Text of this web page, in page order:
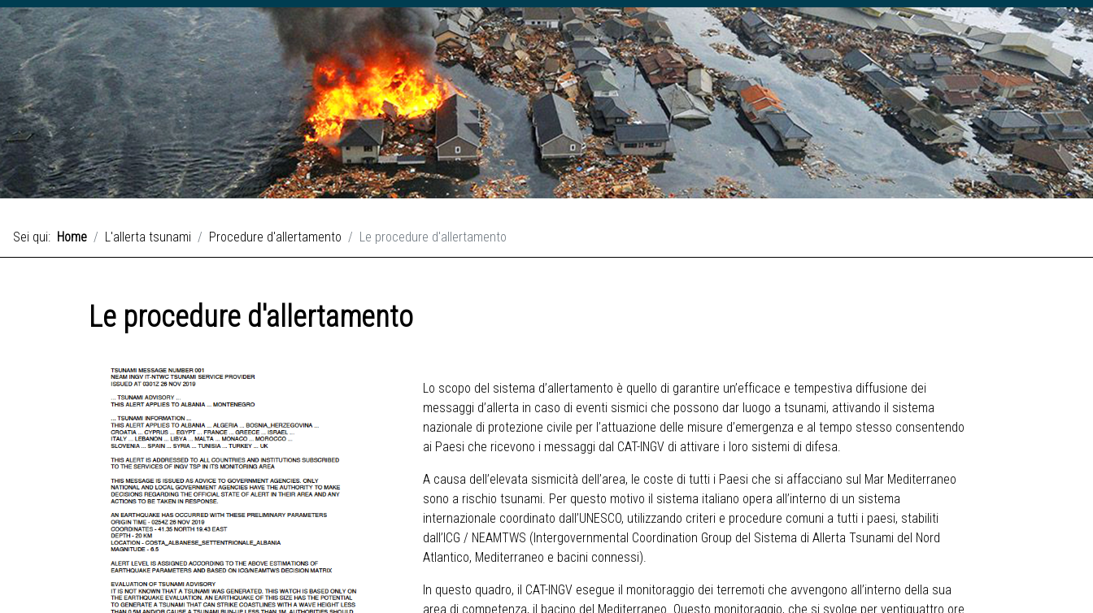
Sei qui: Home L'allerta tsunami Procedure d'allertamento Le procedure d'allertamento
Le procedure d'allertamento
Lo scopo del sistema d’allertamento è quello di garantire un’efficace e tempestiva diffusione dei
messaggi d’allerta in caso di eventi sismici che possono dar luogo a tsunami, attivando il sistema
nazionale di protezione civile per l’attuazione delle misure d’emergenza e al tempo stesso consentendo
ai Paesi che ricevono i messaggi dal CAT-INGV di attivare i loro sistemi di difesa.
A causa dell’elevata sismicità dell’area, le coste di tutti i Paesi che si affacciano sul Mar Mediterraneo
sono a rischio tsunami. Per questo motivo il sistema italiano opera all’interno di un sistema
internazionale coordinato dall’UNESCO, utilizzando criteri e procedure comuni a tutti i paesi, stabiliti
dall’ICG / NEAMTWS (Intergovernmental Coordination Group del Sistema di Allerta Tsunami del Nord
Atlantico, Mediterraneo e bacini connessi).
In questo quadro, il CAT-INGV esegue il monitoraggio dei terremoti che avvengono all’interno della sua
area di competenza, il bacino del Mediterraneo. Questo monitoraggio, che si svolge per ventiquattro ore